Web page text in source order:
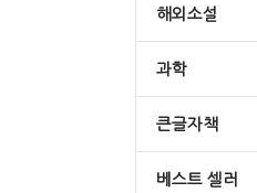
해외소설
과학
큰글자책
베스트 셀러